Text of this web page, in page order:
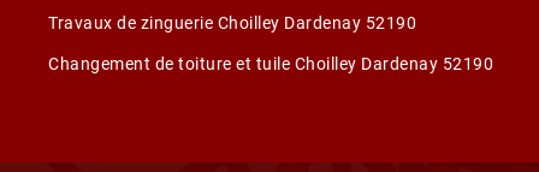
Travaux de zinguerie Choilley Dardenay 52190
Changement de toiture et tuile Choilley Dardenay 52190